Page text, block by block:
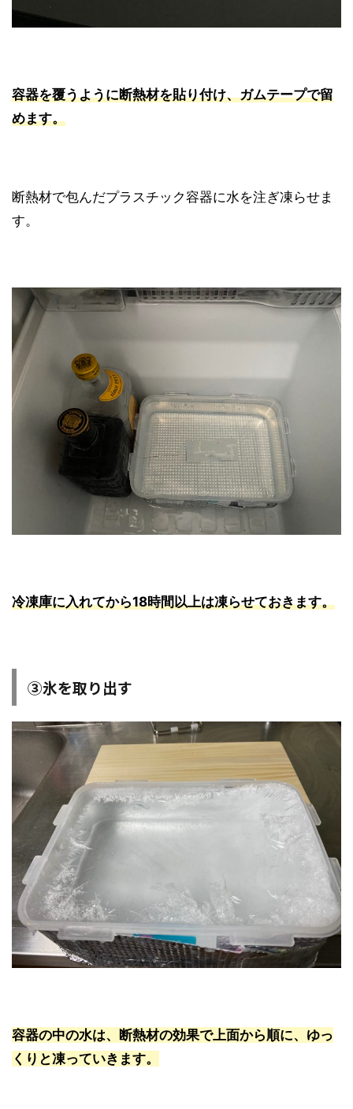
容器を覆うように断熱材を貼り付け、ガムテープで留
めます。
断熱材で包んだプラスチック容器に水を注ぎ凍らせま
す。
冷凍庫に入れてから18時間以上は凍らせておきます。
③氷を取り出す
容器の中の水は、断熱材の効果で上面から順に、ゆっ
くりと凍っていきます。